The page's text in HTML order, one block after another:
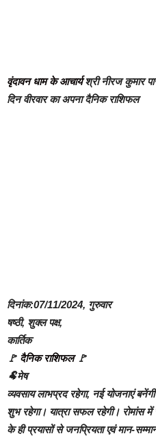
वृंदावन धाम के आचार्यश्री नीरज कुमार
दिन वीरवार का अपना दैनिक राशिफल
दिनांक:07/11/2024, गुरुवार
षष्ठी, शुक्ल पक्ष,
कार्तिक
🚩 दैनिक राशिफल🚩
🐏मेष
व्यवसाय लाभप्रद रहेगा, नई योजनाएं
शुभ रहेगा। यात्रा सफल रहेगी। रोमांस
के ही प्रयासों से जनप्रियता एवं मान-